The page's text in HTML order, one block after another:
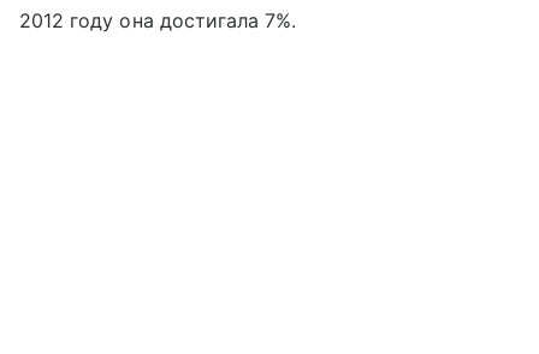
2012 году она достигала 7%.